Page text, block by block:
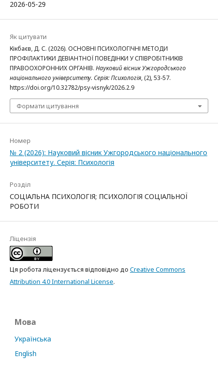
2026-05-29
Як цитувати
Кікбаєв, Д. С. (2026). ОСНОВНІ ПСИХОЛОГІЧНІ МЕТОДИ
ПРОФІЛАКТИКИ ДЕВІАНТНОЇ ПОВЕДІНКИ У СПІВРОБІТНИКІВ
ПРАВООХОРОННИХ ОРГАНІВ. Науковий вісник Ужгородського
національного університету. Серія: Психологія, (2), 53-57.
https://doi.org/10.32782/psy-visnyk/2026.2.9
Формати цитування
Номер
№ 2 (2026): Науковий вісник Ужгородського національного
університету. Серія: Психологія
Розділ
СОЦІАЛЬНА ПСИХОЛОГІЯ; ПСИХОЛОГІЯ СОЦІАЛЬНОЇ
РОБОТИ
Ліцензія
Ця робота ліцензується відповідно до Creative Commons
Attribution 4.0 International License.
Мова
Українська
English